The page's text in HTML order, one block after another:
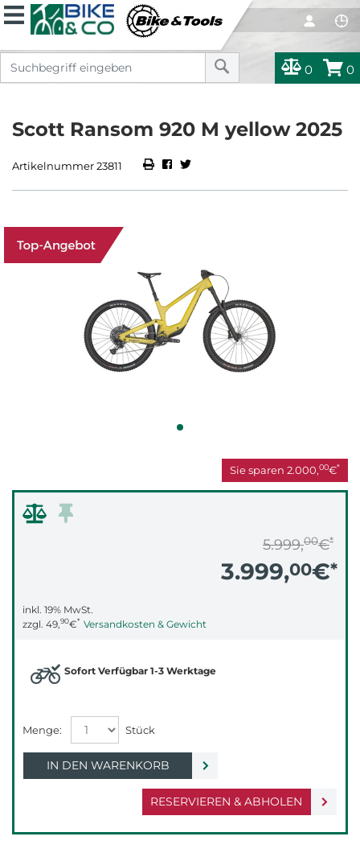
0 0
Scott Ransom 920 M yellow 2025
Artikelnummer 23811
Sie sparen 2.000,00€*
5.999,00€*
3.999,00€*
inkl. 19% MwSt.
zzgl. 49,90€* Versandkosten & Gewicht
RESERVIEREN & ABHOLEN
Sofort Verfügbar 1-3 Werktage
IN DEN WARENKORB